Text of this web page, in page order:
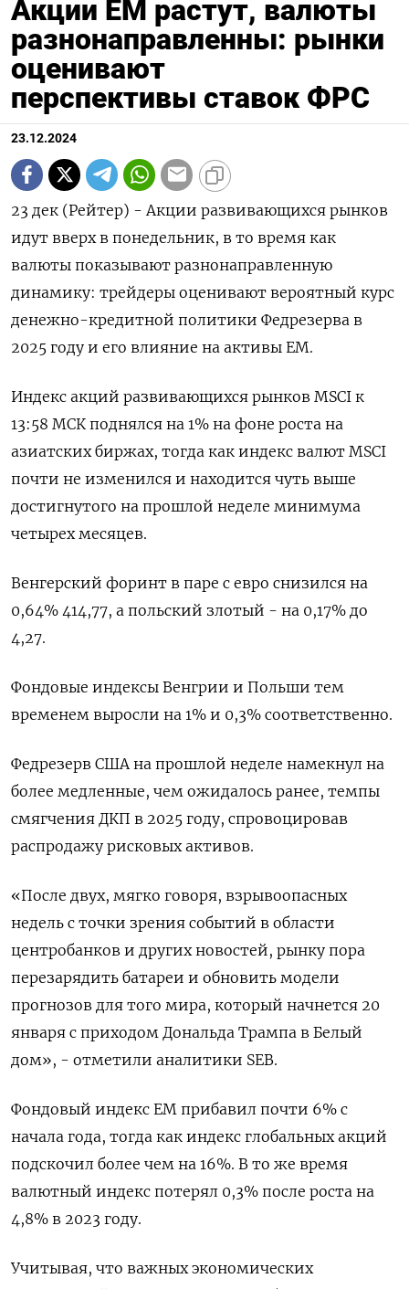
Акции ЕМ растут, валюты
разнонаправленны: рынки
оценивают
перспективы ставок ФРС
23.12.2024
23 дек (Рейтер) - Акции развивающихся рынков
идут вверх в понедельник, в то время как
валюты показывают разнонаправленную
динамику: трейдеры оценивают вероятный курс
денежно-кредитной политики Федрезерва в
2025 году и его влияние на активы ЕМ.
Индекс акций развивающихся рынков MSCI к
13:58 МСК поднялся на 1% на фоне роста на
азиатских биржах, тогда как индекс валют MSCI
почти не изменился и находится чуть выше
достигнутого на прошлой неделе минимума
четырех месяцев.
Венгерский форинт в паре с евро снизился на
0,64% 414,77, а польский злотый - на 0,17% до
4,27.
Фондовые индексы Венгрии и Польши тем
временем выросли на 1% и 0,3% соответственно.
Федрезерв США на прошлой неделе намекнул на
более медленные, чем ожидалось ранее, темпы
смягчения ДКП в 2025 году, спровоцировав
распродажу рисковых активов.
«После двух, мягко говоря, взрывоопасных
недель с точки зрения событий в области
центробанков и других новостей, рынку пора
перезарядить батареи и обновить модели
прогнозов для того мира, который начнется 20
января с приходом Дональда Трампа в Белый
дом», - отметили аналитики SEB.
Фондовый индекс EM прибавил почти 6% с
начала года, тогда как индекс глобальных акций
подскочил более чем на 16%. В то же время
валютный индекс потерял 0,3% после роста на
4,8% в 2023 году.
Учитывая, что важных экономических